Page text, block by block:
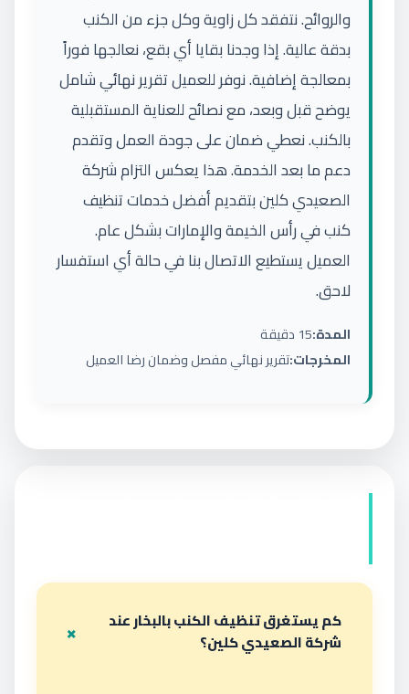
والروائح. نتفقد كل زاوية وكل جزء من الكنب
بدقة عالية. إذا وجدنا بقايا أي بقع، نعالجها فوراً
بمعالجة إضافية. نوفر للعميل تقرير نهائي شامل
يوضح قبل وبعد، مع نصائح للعناية المستقبلية
بالكنب. نعطي ضمان على جودة العمل وتقدم
دعم ما بعد الخدمة. هذا يعكس التزام شركة
الصعيدي كلين بتقديم أفضل خدمات تنظيف
كنب في رأس الخيمة والإمارات بشكل عام.
العميل يستطيع الاتصال بنا في حالة أي استفسار
لاحق.
المدة:15 دقيقة
المخرجات:تقرير نهائي مفصل وضمان رضا العميل
كم يستغرق تنظيف الكنب بالبخار عند
شركة الصعيدي كلين؟